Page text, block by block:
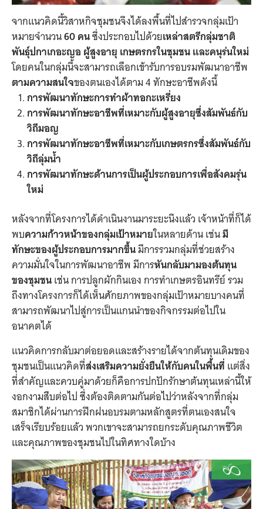
จากแนวคิดนี้วิสาหกิจชุมชนจึงได้ลงพื้นที่ไปสำรวจกลุ่มเป้า
หมายจำนวน60 คนซึ่งประกอบไปด้วยเหล่าสตรีกลุ่มชาติ
พันธุ์ปกาเกอะญอ ผู้สูงอายุ เกษตรกรในชุมชน และคนุร่นใหม่
โดยคนในกลุ่มนี้จะสามารถเลือกเข้ารับการอบรมพัฒนาอาชีพ
ตามความสนใจของตนเองได้ตาม 4 ทักษะอาชีพดังนี้
การพัฒนาทักษะการทำผ้าทอกะเหรี่ยง
การพัฒนาทักษะอาชีพที่เหมาะกับผู้สูงอายุซึ่งสัมพันธ์กับ
วิถีมอญ
การพัฒนาทักษะอาชีพที่เหมาะกับเกษตรกรซึ่งสัมพันธ์กับ
วิถีลุ่มน้ำ
การพัฒนาทักษะด้านการเป็นผู้ประกอบการเพื่อสังคมรุ่น
ใหม่
หลังจากที่โครงการได้ดำเนินงานมาระยะนึงแล้ว เจ้าหน้าที่ก็ได้
พบความก้าวหน้าของกลุ่มเป้าหมายในหลายด้าน เช่นมี
ทักษะของผู้ประกอบการมากขึ้นมีการรวมกลุ่มที่ช่วยสร้าง
ความมั่นใจในการพัฒนาอาชีพ มีการหันกลับมามองต้นทุน
ของชุมชนเช่น การปลูกผักกินเอง การทำเกษตรอินทรีย์ รวม
ถึงทางโครงการก็ได้เห็นศักยภาพของกลุ่มเป้าหมายบางคนที่
สามารถพัฒนาไปสู่การเป็นแกนนำของกิจกรรมต่อไปใน
อนาคตได้
แนวคิดการกลับมาต่อยอดและสร้างรายได้จากต้นทุนเดิมของ
ชุมชนเป็นแนวคิดที่ส่งเสริมความยั่งยืนให้กับคนในพื้นที่ แต่สิ่ง
ที่สำคัญและควบคู่มาด้วยก็คือการปกปักรักษาต้นทุนเหล่านี้ให้
งอกงามสืบต่อไป ซึ่งต้องติดตามกันต่อไปว่าหลังจากที่กลุ่ม
สมาชิกได้ผ่านการฝึกฝนอบรมตามหลักสูตรที่ตนเองสนใจ
เสร็จเรียบร้อยแล้ว พวกเขาจะสามารถยกระดับคุณภาพชีวิต
และคุณภาพของชุมชนไปในทิศทางใดบ้าง